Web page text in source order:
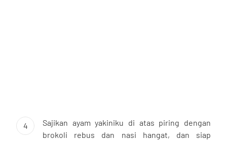
4
Sajikan ayam yakiniku di atas piring dengan
brokoli rebus dan nasi hangat, dan siap